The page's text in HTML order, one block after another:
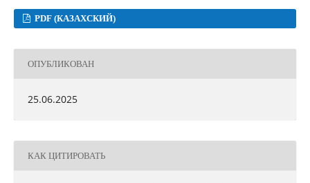
PDF (КАЗАХСКИЙ)
ОПУБЛИКОВАН
25.06.2025
КАК ЦИТИРОВАТЬ